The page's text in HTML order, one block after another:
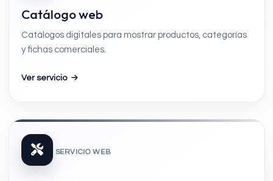
Catálogo web
Catálogos digitales para mostrar productos, categorías
y fichas comerciales.
Ver servicio
SERVICIO WEB